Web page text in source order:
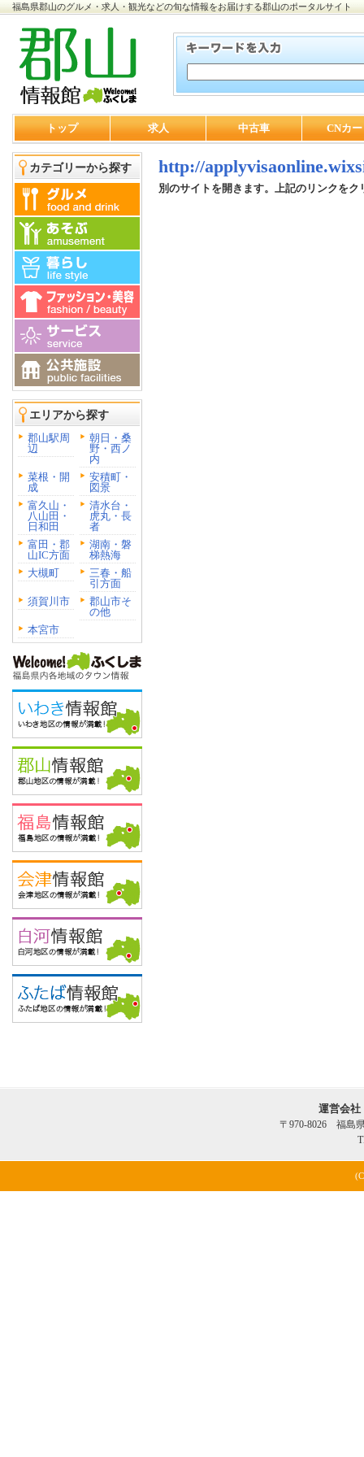
福島県郡山のグルメ・求人・観光などの旬な情報をお届けする郡山のポータルサイト
トップ 求人 中古車 CNカ
カテゴリーから探す
エリアから探す
郡山駅周
辺
朝日・桑
野・西ノ
内
菜根・開
成
安積町・
図景
富久山・
八山田・
日和田
清水台・
虎丸・長
者
富田・郡
山IC方面
湖南・磐
梯熱海
大槻町
三春・船
引方面
須賀川市
郡山市そ
の他
本宮市
http://
別のサイトを開きます。上記のリンクをク
運営会
〒970-8026 福島